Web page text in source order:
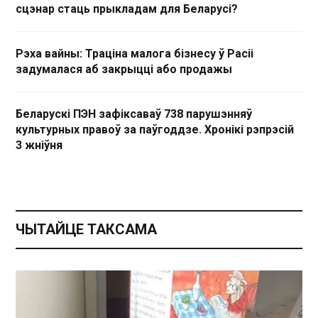
сцэнар стаць прыкладам для Беларусі?
Рэха вайны: Траціна малога бізнесу ў Расіі
задумалася аб закрыцці або продажы
Беларускі ПЭН зафіксаваў 738 парушэнняў
культурных правоў за паўгоддзе. Хронікі рэпрэсій
3 жніўня
ЧЫТАЙЦЕ ТАКСАМА